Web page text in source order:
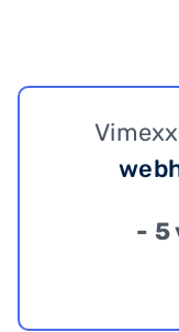
- 5